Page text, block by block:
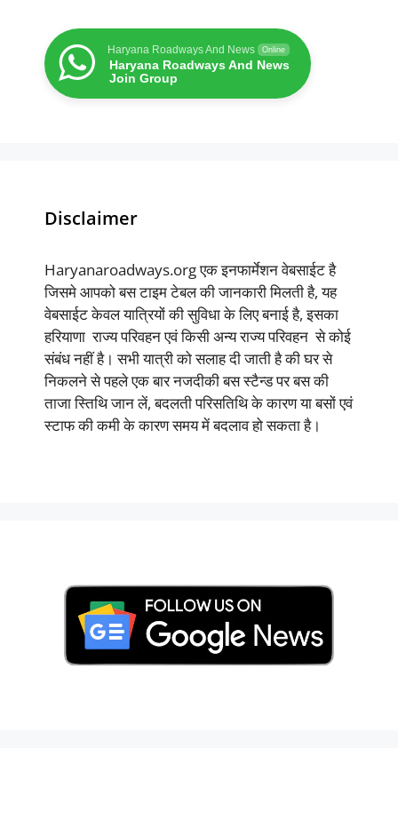
Haryana Roadways And News Online
Haryana Roadways And News
Join Group
Disclaimer
Haryanaroadways.org एक इनफार्मेशन वेबसाईट है
जिसमे आपको बस टाइम टेबल की जानकारी मिलती है, यह
वेबसाईट केवल यात्रियों की सुविधा के लिए बनाई है, इसका
हरियाणा राज्य परिवहन एवं किसी अन्य राज्य परिवहन से कोई
संबंध नहीं है। सभी यात्री को सलाह दी जाती है की घर से
निकलने से पहले एक बार नजदीकी बस स्टैन्ड पर बस की
ताजा स्तिथि जान लें, बदलती परिसतिथि के कारण या बसों एवं
स्टाफ की कमी के कारण समय में बदलाव हो सकता है।